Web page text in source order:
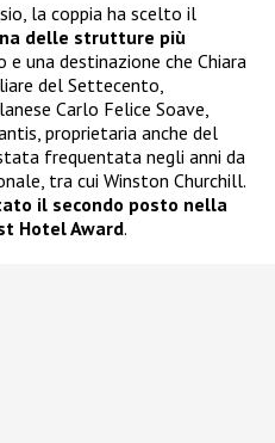
la coppia ha scelto il
delle strutture più
e una destinazione che Chiara
del Settecento,
Carlo Felice Soave,
proprietaria anche del
frequentata negli anni da
tra cui Winston Churchill.
il secondo posto nella
Hotel Award.